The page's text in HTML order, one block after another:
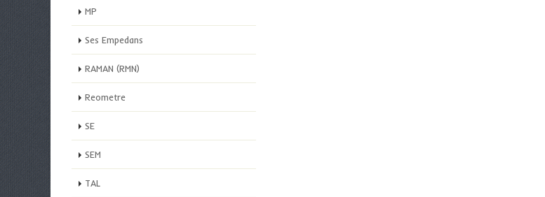
MP
Ses Empedans
RAMAN (RMN)
Reometre
SE
SEM
TAL